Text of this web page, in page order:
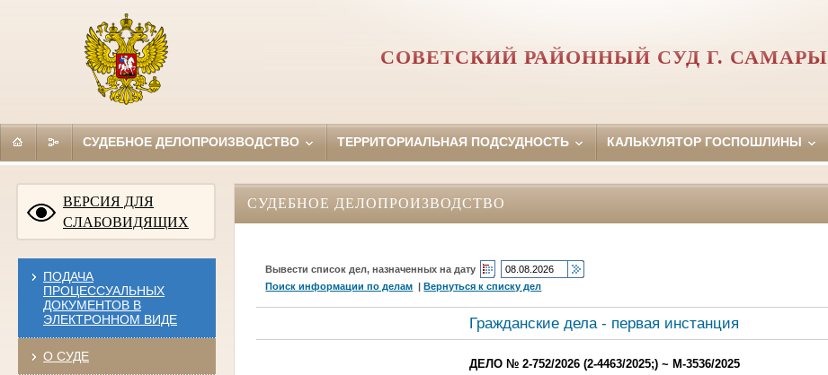
СОВЕТСКИЙ РАЙОННЫЙ СУД Г. САМАРЫ
СУДЕБНОЕ ДЕЛОПРОИЗВОДСТВО ТЕРРИТОРИАЛЬНАЯ ПОДСУДНОСТЬ КАЛЬКУЛЯТОР ГОСПОШЛИНЫ
ВЕРСИЯ ДЛЯ
СЛАБОВИДЯЩИХ
ПОДАЧА
ПРОЦЕССУАЛЬНЫХ
ДОКУМЕНТОВ В
ЭЛЕКТРОННОМ ВИДЕ
О СУДЕ
СУДЕБНОЕ ДЕЛОПРОИЗВОДСТВО
Вывести список дел, назначенных на дату
Поиск информации по делам |Вернуться к списку дел
Гражданские дела - первая инстанция
ДЕЛО № 2-752/2026 (2-4463/2025;) ~ М-3536/2025